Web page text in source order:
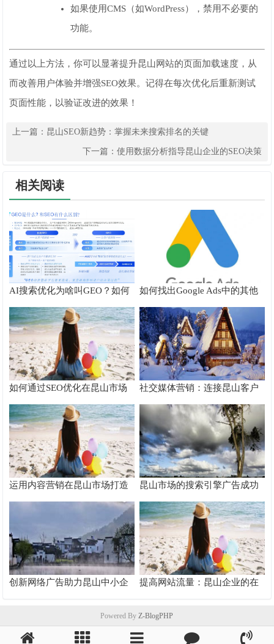
如果使用CMS（如WordPress），禁用不必要的
功能。
通过以上方法，你可以显著提升昆山网站的页面加载速度，从
而改善用户体验并增强SEO效果。记得在每次优化后重新测试
页面性能，以验证改进的效果！
上一篇： 昆山SEO新趋势：掌握未来搜索排名的关键
下一篇： 使用数据分析指导昆山企业的SEO决策
相关阅读
AI搜索优化为啥叫GEO？如何
在AI搜索中获得排名？
如何找出Google Ads中的其他
搜索字词
如何通过SEO优化在昆山市场
脱颖而出
社交媒体营销：连接昆山客户
的桥梁
运用内容营销在昆山市场打造
品牌影响力
昆山市场的搜索引擎广告成功
案例分析
创新网络广告助力昆山中小企
提高网站流量：昆山企业的在
Powered ByZ-BlogPHP